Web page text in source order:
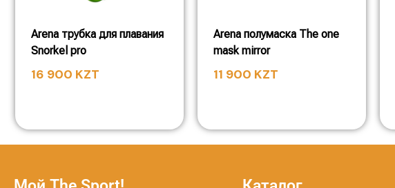
Arena трубка для плавания
Snorkel pro
16 900 KZT
Arena полумаска The one
mask mirror
11 900 KZT